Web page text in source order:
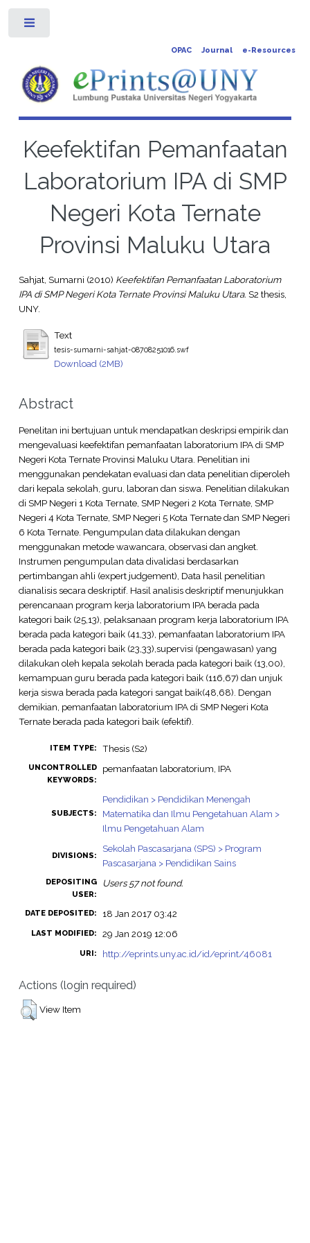
OPAC Journal e-Resources
Keefektifan Pemanfaatan
Laboratorium IPA di SMP
Negeri Kota Ternate
Provinsi Maluku Utara
Sahjat, Sumarni (2010) Keefektifan Pemanfaatan Laboratorium
IPA di SMP Negeri Kota Ternate Provinsi Maluku Utara. S2 thesis,
UNY.
Text
tesis-sumarni-sahjat-08708251016.swf
Download (2MB)
Abstract
Penelitan ini bertujuan untuk mendapatkan deskripsi empirik dan
mengevaluasi keefektifan pemanfaatan laboratorium IPA di SMP
Negeri Kota Ternate Provinsi Maluku Utara. Penelitian ini
menggunakan pendekatan evaluasi dan data penelitian diperoleh
dari kepala sekolah, guru, laboran dan siswa. Penelitian dilakukan
di SMP Negeri 1 Kota Ternate, SMP Negeri 2 Kota Ternate, SMP
Negeri 4 Kota Ternate, SMP Negeri 5 Kota Ternate dan SMP Negeri
6 Kota Ternate. Pengumpulan data dilakukan dengan
menggunakan metode wawancara, observasi dan angket.
Instrumen pengumpulan data divalidasi berdasarkan
pertimbangan ahli (expert judgement), Data hasil penelitian
dianalisis secara deskriptif. Hasil analisis deskriptif menunjukkan
perencanaan program kerja laboratorium IPA berada pada
kategori baik (25,13), pelaksanaan program kerja laboratorium IPA
berada pada kategori baik (41,33), pemanfaatan laboratorium IPA
berada pada kategori baik (23,33),supervisi (pengawasan) yang
dilakukan oleh kepala sekolah berada pada kategori baik (13,00),
kemampuan guru berada pada kategori baik (116,67) dan unjuk
kerja siswa berada pada kategori sangat baik(48,68). Dengan
demikian, pemanfaatan laboratorium IPA di SMP Negeri Kota
Ternate berada pada kategori baik (efektif).
ITEM TYPE: Thesis (S2)
UNCONTROLLED
KEYWORDS:
pemanfaatan laboratorium, IPA
SUBJECTS:
Pendidikan > Pendidikan Menengah
Matematika dan Ilmu Pengetahuan Alam >
Ilmu Pengetahuan Alam
DIVISIONS:
Sekolah Pascasarjana (SPS) > Program
Pascasarjana > Pendidikan Sains
DEPOSITING
USER:
Users 57 not found.
DATE DEPOSITED: 18 Jan 2017 03:42
LAST MODIFIED: 29 Jan 2019 12:06
URI: http://eprints.uny.ac.id/id/eprint/46081
Actions (login required)
View Item